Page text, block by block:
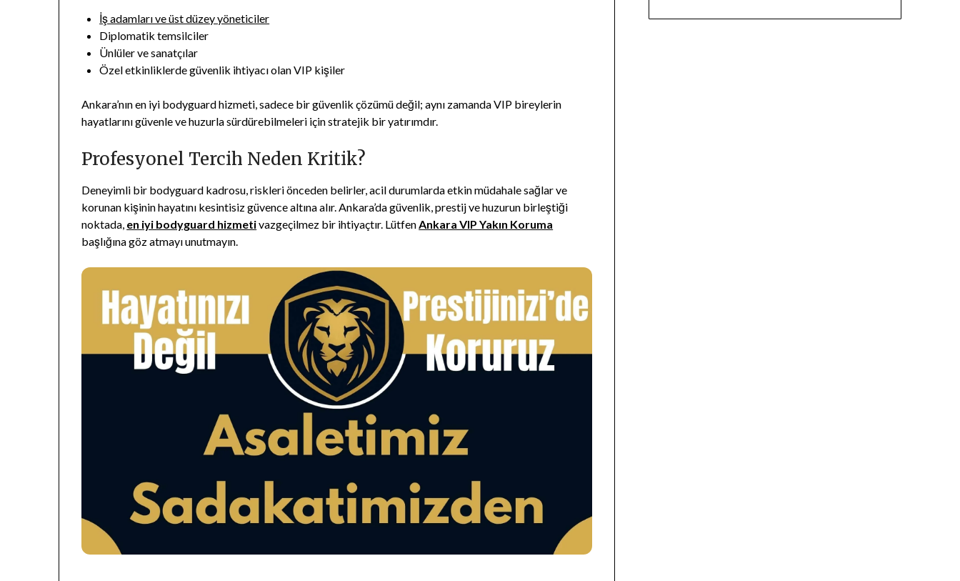
İş adamları ve üst düzey yöneticiler
Diplomatik temsilciler
Ünlüler ve sanatçılar
Özel etkinliklerde güvenlik ihtiyacı olan VIP kişiler
Ankara’nın en iyi bodyguard hizmeti, sadece bir güvenlik çözümü değil; aynı zamanda VIP bireylerin
hayatlarını güvenle ve huzurla sürdürebilmeleri için stratejik bir yatırımdır.
Profesyonel Tercih Neden Kritik?
Deneyimli bir bodyguard kadrosu, riskleri önceden belirler, acil durumlarda etkin müdahale sağlar ve
korunan kişinin hayatını kesintisiz güvence altına alır. Ankara’da güvenlik, prestij ve huzurun birleştiği
noktada, en iyi bodyguard hizmetivazgeçilmez bir ihtiyaçtır. LütfenAnkara VIP Yakın Koruma
başlığına göz atmayı unutmayın.